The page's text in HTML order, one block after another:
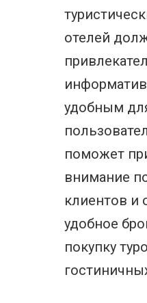
отелей
удобным
поможет
внимание
клиентов и
удобное
покупку